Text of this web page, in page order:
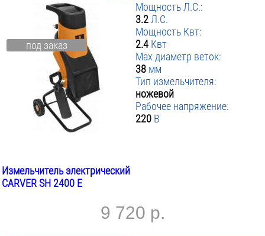
под заказ
Мощность Л.С.:
3.2 Л.С.
Мощность Квт:
2.4 Квт
Max диаметр веток:
38 мм
Тип измельчителя:
ножевой
Рабочее напряжение:
220 В
Измельчитель электрический
CARVER SH 2400 E
9 720 р.